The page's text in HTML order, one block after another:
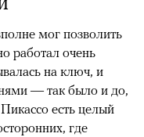
мог позволить
работал очень
на ключ, и
— так было и до,
есть целый
где